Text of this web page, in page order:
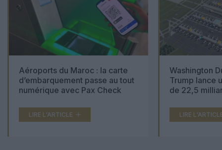
Aéroports du Maroc : la carte
d’embarquement passe au tout
numérique avec Pax Check
LIRE L'ARTICLE
Washington
Trump lance
de 22,5
LIRE